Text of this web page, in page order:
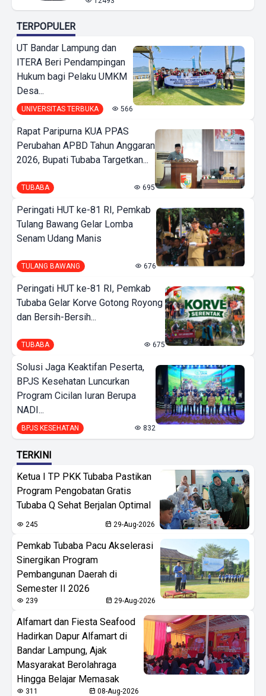
TERPOPULER
UT Bandar Lampung dan
ITERA Beri Pendampingan
Hukum bagi Pelaku UMKM
Desa...
UNIVERSITAS TERBUKA 566
Rapat Paripurna KUA PPAS
Perubahan APBD Tahun Anggaran
2026, Bupati Tubaba Targetkan...
TUBABA 695
Peringati HUT ke-81 RI, Pemkab
Tulang Bawang Gelar Lomba
Senam Udang Manis
TULANG BAWANG 676
Peringati HUT ke-81 RI, Pemkab
Tubaba Gelar Korve Gotong Royong
dan Bersih-Bersih...
TUBABA 675
Solusi Jaga Keaktifan Peserta,
BPJS Kesehatan Luncurkan
Program Cicilan Iuran Berupa
NADI...
BPJS KESEHATAN 832
TERKINI
Ketua I TP PKK Tubaba Pastikan
Program Pengobatan Gratis
Tubaba Q Sehat Berjalan Optimal
245 29-Aug-2026
Pemkab Tubaba Pacu Akselerasi
Sinergikan Program
Pembangunan Daerah di
Semester II 2026
239 29-Aug-2026
Alfamart dan Fiesta Seafood
Hadirkan Dapur Alfamart di
Bandar Lampung, Ajak
Masyarakat Berolahraga
Hingga Belajar Memasak
311 08-Aug-2026